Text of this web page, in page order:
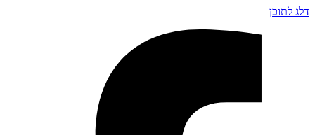
דלג לתוכן